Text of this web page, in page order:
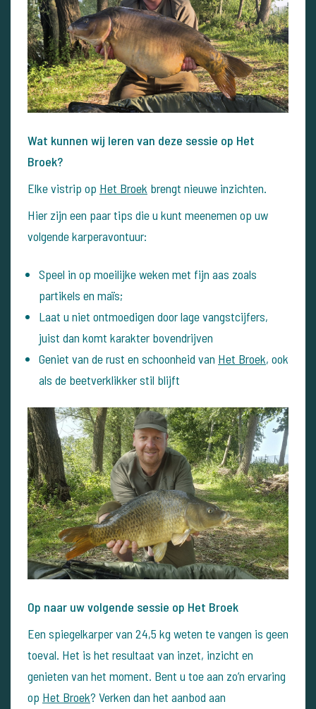
Wat kunnen wij leren van deze sessie op Het
Broek?
Elke vistrip op Het Broek brengt nieuwe inzichten.
Hier zijn een paar tips die u kunt meenemen op uw
volgende karperavontuur:
Speel in op moeilijke weken met fijn aas zoals
partikels en maïs;
Laat u niet ontmoedigen door lage vangstcijfers,
juist dan komt karakter bovendrijven
Geniet van de rust en schoonheid van Het Broek, ook
als de beetverklikker stil blijft
Op naar uw volgende sessie op Het Broek
Een spiegelkarper van 24,5 kg weten te vangen is geen
toeval. Het is het resultaat van inzet, inzicht en
genieten van het moment. Bent u toe aan zo’n ervaring
op Het Broek? Verken dan het aanbod aan